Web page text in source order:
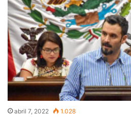
abril 7, 2022 1.028